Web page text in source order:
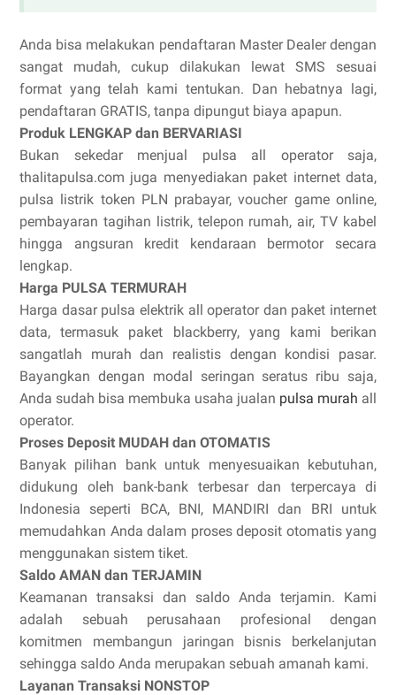
Anda bisa melakukan pendaftaran Master Dealer dengan
sangat mudah, cukup dilakukan lewat SMS sesuai
format yang telah kami tentukan. Dan hebatnya lagi,
pendaftaran GRATIS, tanpa dipungut biaya apapun.
Produk LENGKAP dan BERVARIASI
Bukan sekedar menjual pulsa all operator saja,
thalitapulsa.com juga menyediakan paket internet data,
pulsa listrik token PLN prabayar, voucher game online,
pembayaran tagihan listrik, telepon rumah, air, TV kabel
hingga angsuran kredit kendaraan bermotor secara
lengkap.
Harga PULSA TERMURAH
Harga dasar pulsa elektrik all operator dan paket internet
data, termasuk paket blackberry, yang kami berikan
sangatlah murah dan realistis dengan kondisi pasar.
Bayangkan dengan modal seringan seratus ribu saja,
Anda sudah bisa membuka usaha jualan pulsa murah all
operator.
Proses Deposit MUDAH dan OTOMATIS
Banyak pilihan bank untuk menyesuaikan kebutuhan,
didukung oleh bank-bank terbesar dan terpercaya di
Indonesia seperti BCA, BNI, MANDIRI dan BRI untuk
memudahkan Anda dalam proses deposit otomatis yang
menggunakan sistem tiket.
Saldo AMAN dan TERJAMIN
Keamanan transaksi dan saldo Anda terjamin. Kami
adalah sebuah perusahaan profesional dengan
komitmen membangun jaringan bisnis berkelanjutan
sehingga saldo Anda merupakan sebuah amanah kami.
Layanan Transaksi NONSTOP